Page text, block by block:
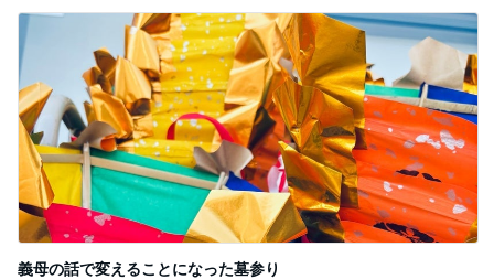
義母の話で変えることになった墓参り